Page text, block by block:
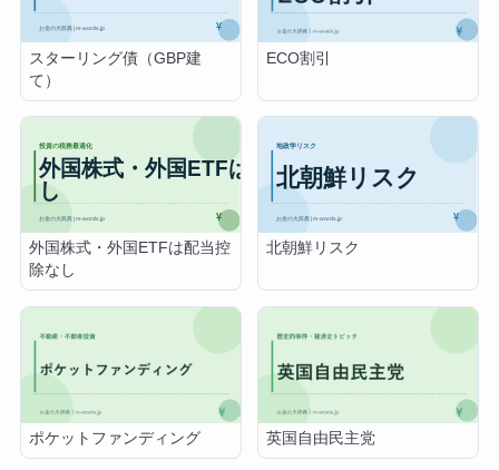
スターリング債（GBP建
て）
ECO割引
外国株式・外国ETFは配当控
除なし
北朝鮮リスク
ポケットファンディング 英国自由民主党